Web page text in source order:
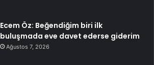
Ecem Öz: Beğendiğim biri ilk
buluşmada eve davet ederse giderim
Ağustos 7, 2026